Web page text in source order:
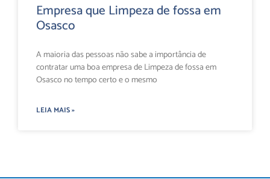
Empresa que Limpeza de fossa em
Osasco
A maioria das pessoas não sabe a importância de
contratar uma boa empresa de Limpeza de fossa em
Osasco no tempo certo e o mesmo
LEIA MAIS »